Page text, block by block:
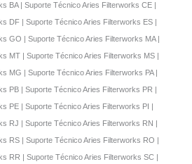
BA | Suporte Técnico Aries Filterworks CE |
DF | Suporte Técnico Aries Filterworks ES |
GO | Suporte Técnico Aries Filterworks MA |
MT | Suporte Técnico Aries Filterworks MS |
MG | Suporte Técnico Aries Filterworks PA |
PB | Suporte Técnico Aries Filterworks PR |
PE | Suporte Técnico Aries Filterworks PI |
RJ | Suporte Técnico Aries Filterworks RN |
RS | Suporte Técnico Aries Filterworks RO |
RR | Suporte Técnico Aries Filterworks SC |